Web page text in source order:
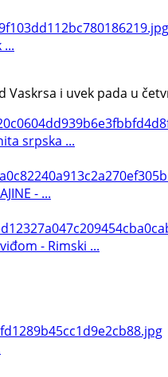
i uvek pada u
srpska ...
- ...
- Rimski ...